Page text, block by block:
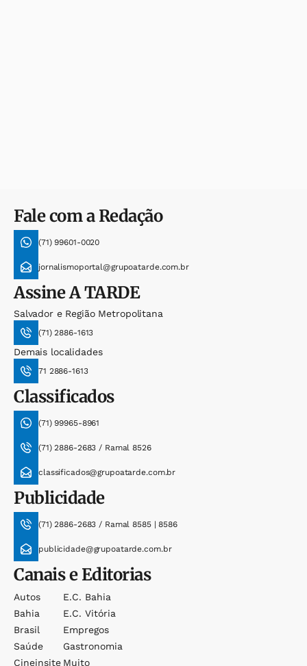
Fale com a Redação
(71) 99601-0020
jornalismoportal@grupoatarde.com.br
AssineA TARDE
Salvador e Região Metropolitana
(71) 2886-1613
Demais localidades
71 2886-1613
Classificados
(71) 99965-8961
(71) 2886-2683 / Ramal 8526
classificados@grupoatarde.com.br
Publicidade
(71) 2886-2683 / Ramal 8585 | 8586
publicidade@grupoatarde.com.br
Canais e Editorias
Autos
Bahia
Brasil
Saúde
Cineinsite
E.c. Bahia
E.c. Vitória
Empregos
Gastronomia
Muito